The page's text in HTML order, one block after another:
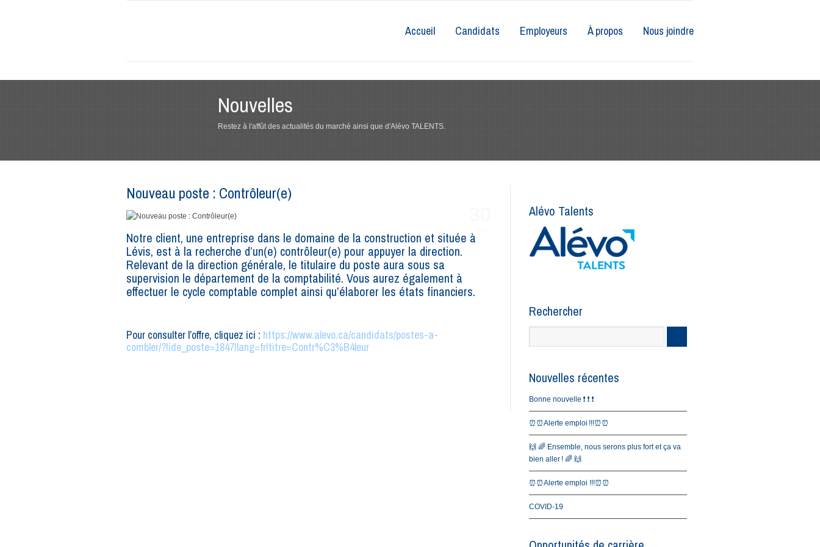
Accueil Candidats Employeurs À propos Nous joindre
Nouvelles
Restez à l'affût des actualités du marché ainsi que d'Alévo TALENTS.
Nouveau poste : Contrôleur(e)
Notre client, une entreprise dans le domaine de la construction et située à
Lévis, est à la recherche d’un(e) contrôleur(e) pour appuyer la direction.
Relevant de la direction générale, le titulaire du poste aura sous sa
supervision le département de la comptabilité. Vous aurez également à
effectuer le cycle comptable complet ainsi qu’élaborer les états financiers.
Pour consulter l’offre, cliquez ici : https://www.alevo.ca/candidats/postes-a-
combler/?!ide_poste=1847!lang=fr!titre=Contr%C3%B4leur
Alévo Talents
Rechercher
Nouvelles récentes
Bonne nouvelle ❗️ ❗️ ❗️
⏰⏰Alerte emploi !!!⏰⏰
🙌 🌈 Ensemble, nous serons plus fort et ça va
bien aller ! 🌈 🙌
⏰⏰Alerte emploi !!!⏰⏰
COVID-19